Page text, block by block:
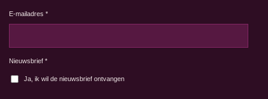
E-mailadres *
Nieuwsbrief *
Ja, ik wil de nieuwsbrief ontvangen